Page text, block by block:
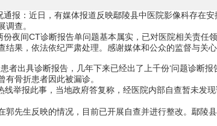
报：近日，有媒体报道反映鄢陵县中医院影像科存在
查。
夜间CT诊断报告单问题基本属实，已对医院相关责任
果，依法依纪严肃处理。感谢媒体和公众的监督与关心
者出具诊断报告，几年下来已经出了上千份‘问题诊断
骨折患者因此被漏诊。
举报此事，当地政府答复称，经医院内部自查暂未发
郭先生反映的情况，目前已开展自查并进行整改。鄢陵